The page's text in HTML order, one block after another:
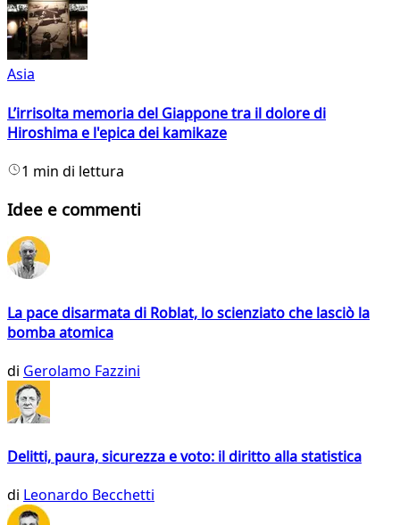
Asia
L’irrisolta memoria del Giappone tra il dolore di
Hiroshima e l'epica dei kamikaze
1 min di lettura
Idee e commenti
La pace disarmata di Roblat, lo scienziato che lasciò la
bomba atomica
di Gerolamo Fazzini
Delitti, paura, sicurezza e voto: il diritto alla statistica
di Leonardo Becchetti